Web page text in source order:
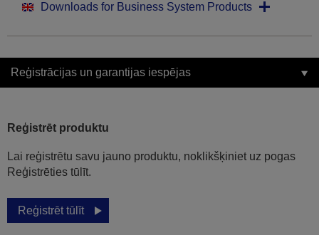
Downloads for Business System Products
Reģistrācijas un garantijas iespējas
Reģistrēt produktu
Lai reģistrētu savu jauno produktu, noklikšķiniet uz pogas
Reģistrēties tūlīt.
Reģistrēt tūlīt